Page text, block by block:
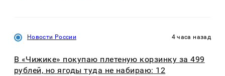
Новости России 4 часа назад
В «Чижике» покупаю плетеную корзинку за 499
рублей, но ягоды туда не набираю: 12